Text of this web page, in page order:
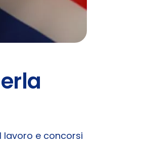
lavoro e concorsi